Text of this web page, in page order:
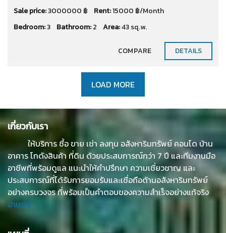
Sale price:3000000 ฿ Rent:15000 ฿/Month
Bedroom:3 Bathroom:2 Area:43 sq.w.
COMPARE DETAILS
LOAD MORE
เกี่ยวกับเรา
ให้บริการ ซื้อ ขาย เช่า ลงทุน อสังหาริมทรัพย์ คอนโด บ้าน
อาคาร โกดังสินค้า ที่ดิน ด้วยประสบการณ์กว่า 7 ปี และทีมงานมือ
อาชีพที่พร้อมดูแล แนะนำให้คำปรึกษา ความเชี่ยวชาญ และ
ประสบการณ์ที่ได้รับการยอมรับและเชื่อถือด้านอสังหาริมทรัพย์
อย่างครบวงจร ที่พร้อมเป็นคำตอบของความสำเร็จอย่างแท้จริง
อ่านต่อ